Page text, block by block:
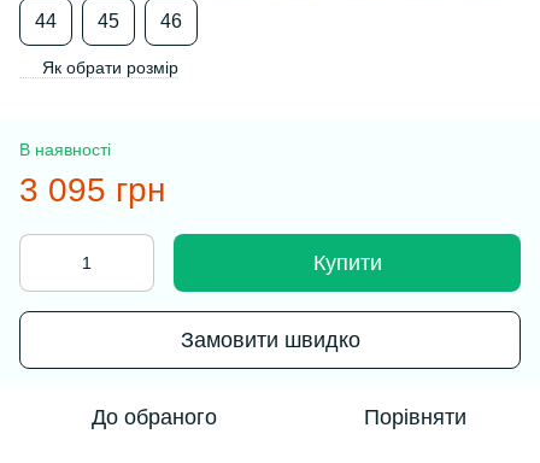
44 45 46
Як обрати розмір
В наявності
3 095 грн
Купити
Замовити швидко
До обраного Порівняти